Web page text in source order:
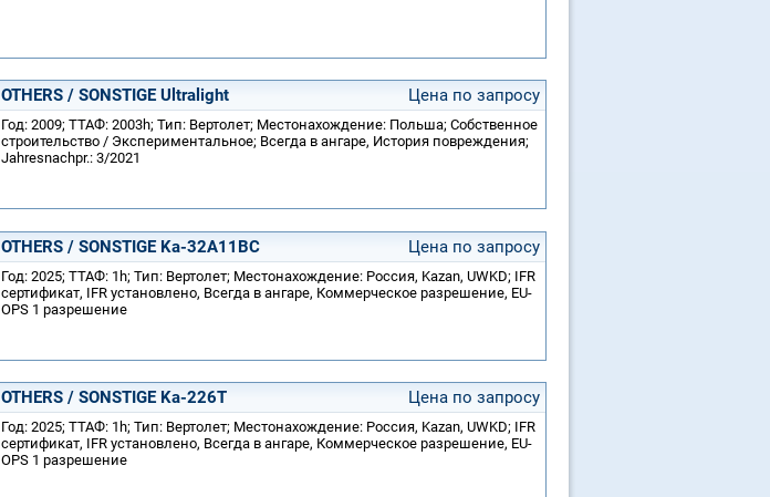
OTHERS / SONSTIGE Ultralight Цена по запросу
Год: 2009; ТТАФ: 2003h; Тип: Вертолет; Местонахождение: Польша; Собственное
строительство / Экспериментальное; Всегда в ангаре, История повреждения;
Jahresnachpr.: 3/2021
OTHERS / SONSTIGE Ka-32A11BC Цена по запросу
Год: 2025; ТТАФ: 1h; Тип: Вертолет; Местонахождение: Россия, Kazan, UWKD; IFR
сертификат, IFR установлено, Всегда в ангаре, Коммерческое разрешение, EU-
OPS 1 разрешение
OTHERS / SONSTIGE Ka-226T Цена по запросу
Год: 2025; ТТАФ: 1h; Тип: Вертолет; Местонахождение: Россия, Kazan, UWKD; IFR
сертификат, IFR установлено, Всегда в ангаре, Коммерческое разрешение, EU-
OPS 1 разрешение